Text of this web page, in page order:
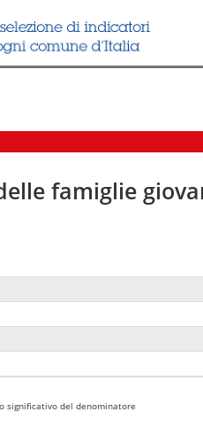
famiglie
significativo del denominatore